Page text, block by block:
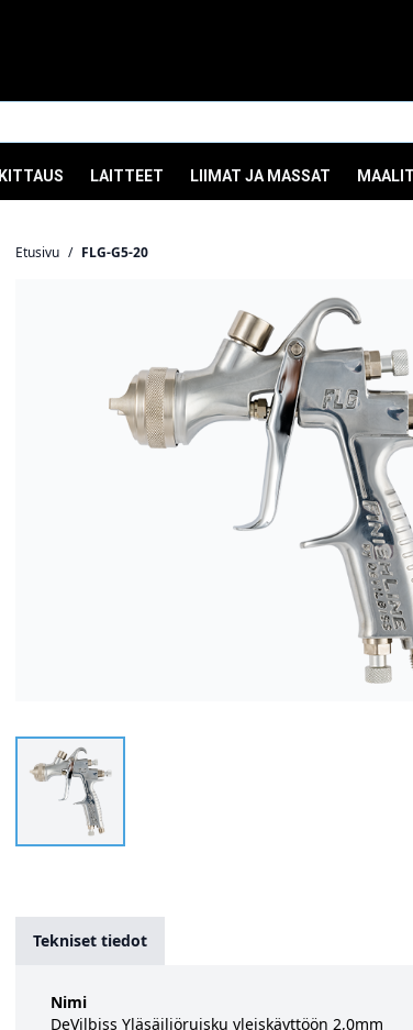
KITTAUS LAITTEET LIIMAT JA MASSAT
Etusivu / FLG-G5-20
Tekniset tiedot
Nimi
DeVilbiss Yläsäiliöruisku yleiskäyttöön 2,0mm